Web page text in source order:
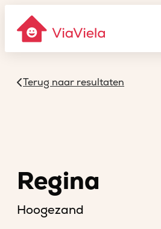
Terug naar resultaten
Regina
Hoogezand